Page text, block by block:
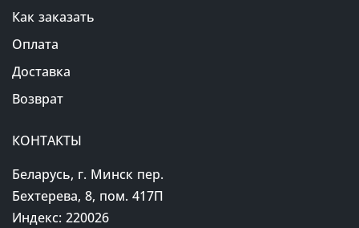
Как заказать
Оплата
Доставка
Возврат
КОНТАКТЫ
Беларусь, г. Минск пер.
Бехтерева, 8, пом. 417П
Индекс: 220026